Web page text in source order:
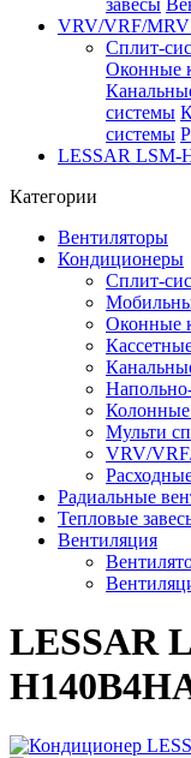
завесы
VRV/VRF/MRV
Сплит-
Оконные
системы
системы
LESSAR LSM-
Категории
Вентиляторы
Кондиционеры
Сплит-
Оконные
Мульти
VRV/
Радиальные
Тепловые
Вентиляция
LESSAR